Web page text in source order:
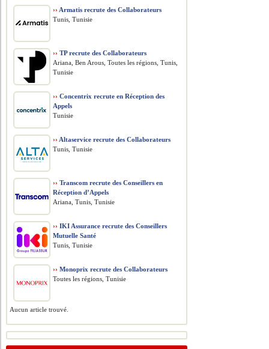
›› Armatis recrute des Collaborateurs
Tunis, Tunisie
›› TP recrute des Collaborateurs
Ariana, Ben Arous, Toutes les régions, Tunis,
Tunisie
›› Concentrix recrute en Réception des
Appels
Tunisie
›› Altaservice recrute des Collaborateurs
Tunis, Tunisie
›› Transcom recrute des Conseillers en
Réception d’Appels
Ariana, Tunis, Tunisie
›› IKI Assurance recrute des Conseillers
Mutuelle Santé
Tunis, Tunisie
›› Monoprix recrute des Collaborateurs
Toutes les régions, Tunisie
Aucun article trouvé.